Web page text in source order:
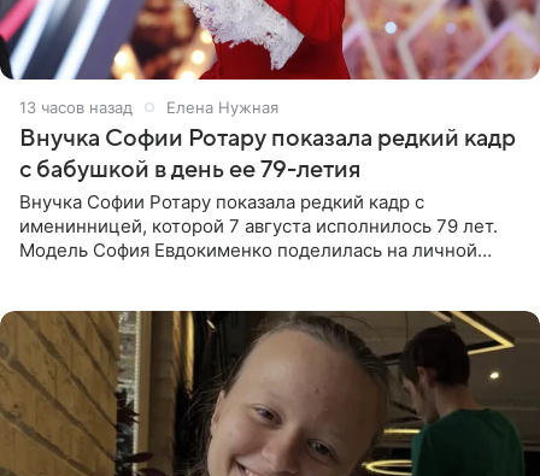
13 часов назад Елена Нужная
Внучка Софии Ротару показала редкий кадр
с бабушкой в день ее 79-летия
Внучка Софии Ротару показала редкий кадр с
именинницей, которой 7 августа исполнилось 79 лет.
Модель София Евдокименко поделилась на личной